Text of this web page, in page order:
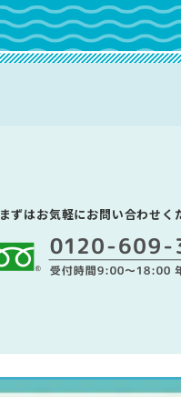
まずはお気軽にお問い合わせく